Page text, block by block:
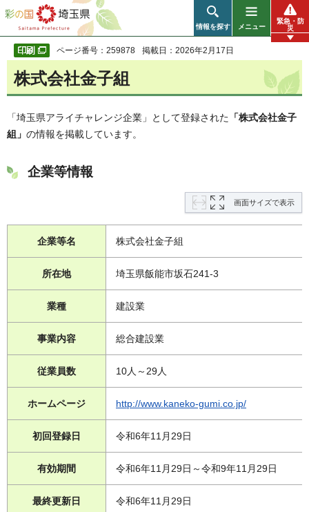
彩の国 埼玉県
情報を探す メニュー
緊急・防
災
ページ番号：259878 掲載日：2026年2月17日
株式会社金子組
「埼玉県アライチャレンジ企業」として登録された 「株式会社金子
組」 の情報を掲載しています。
企業等情報
画面サイズで表示
企業等名 株式会社金子組
所在地 埼玉県飯能市坂石241-3
業種 建設業
事業内容 総合建設業
従業員数 10人～29人
ホームページ http://www.kaneko-gumi.co.jp/
初回登録日 令和6年11月29日
有効期間 令和6年11月29日～令和9年11月29日
最終更新日 令和6年11月29日